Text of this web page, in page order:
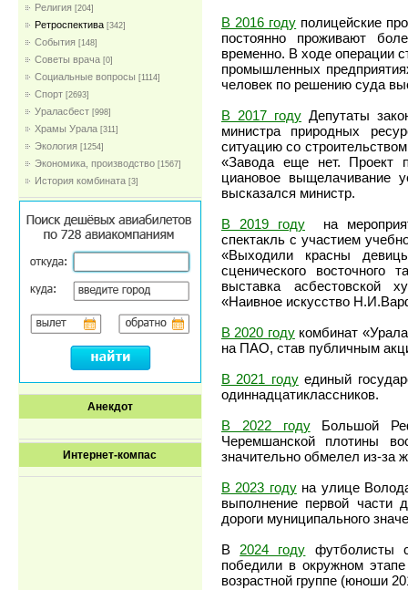
Религия [204]
Ретроспектива [342]
События [148]
Советы врача [0]
Социальные вопросы [1114]
Спорт [2693]
Ураласбест [998]
Храмы Урала [311]
Экология [1254]
Экономика, производство [1567]
История комбината [3]
Анекдот
Интернет-компас
В 2016 году полицейские
постоянно проживают
временно. В ходе операции
промышленных
человек по решению суда
В 2017 году Депутаты
министра природных
ситуацию со
«Завода еще нет. Проект
циановое выщелачивание
высказался министр.
В 2019 году на
спектакль с участием
«Выходили красны
сценического восточного
выставка асбестовской
«Наивное искусство
В 2020 годукомбинат
на ПАО, став публичным
В 2021 годуединый
одиннадцатиклассников.
В 2022 годуБольшой
Черемшанской плотины
значительно обмелел из-за
В 2023 годуна улице
выполнение первой части
дороги муниципального
В 2024 году футболисты
победили в окружном
возрастной группе (юноши